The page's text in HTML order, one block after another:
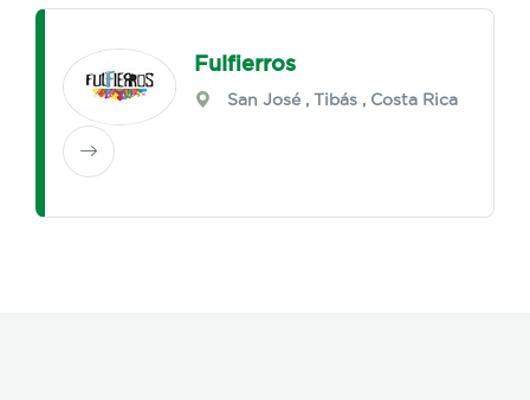
Fulfierros
San José ,Tibás , Costa Rica